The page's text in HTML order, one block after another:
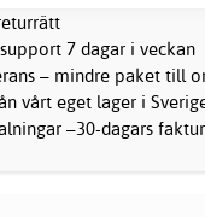
7 dagar i veckan
– mindre paket till
vårt eget lager i
–30-dagars